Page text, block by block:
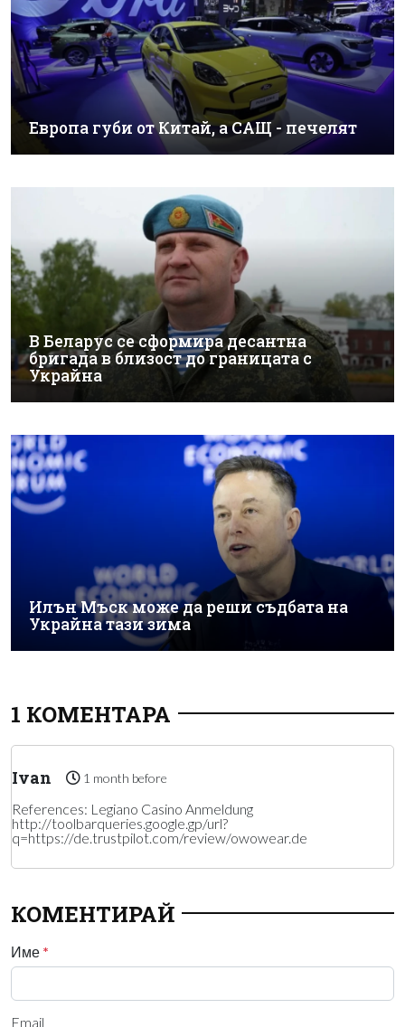
Европа губи от Китай, а САЩ - печелят
В Беларус се сформира десантна
бригада в близост до границата с
Украйна
Илън Мъск може да реши съдбата на
Украйна тази зима
1 КОМЕНТАРА
Ivan 1 month before
References: Legiano Casino Anmeldung
http://toolbarqueries.google.gp/url?
q=https://de.trustpilot.com/review/owowear.de
КОМЕНТИРАЙ
Име *
Email